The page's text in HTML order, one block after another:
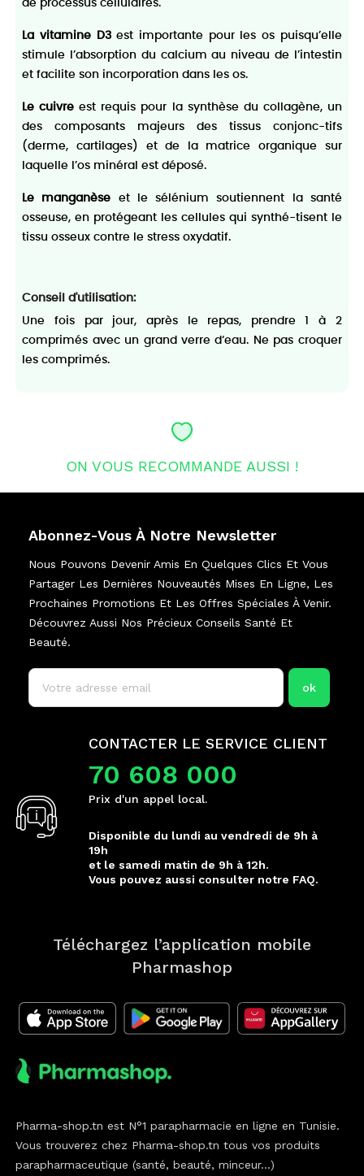
de processus cellulaires.
La vitamine D3est importante pour les os puisqu’elle
stimule l’absorption du calcium au niveau de l’intestin
et facilite son incorporation dans les os.
Le cuivreest requis pour la synthèse du collagène, un
des composants majeurs des tissus conjonc-tifs
(derme, cartilages) et de la matrice organique sur
laquelle l’os minéral est déposé.
Le manganèse et le sélénium soutiennent la santé
osseuse, en protégeant les cellules qui synthé-tisent le
tissu osseux contre le stress oxydatif.
Conseil d'utilisation:
Une fois par jour, après le repas, prendre 1 à 2
comprimés avec un grand verre d‘eau. Ne pas croquer
les comprimés.
ON VOUS RECOMMANDE AUSSI !
Abonnez-Vous À Notre Newsletter
Nous Pouvons Devenir Amis En Quelques Clics Et Vous
Partager Les Dernières Nouveautés Mises En Ligne, Les
Prochaines Promotions Et Les Offres Spéciales À Venir.
Découvrez Aussi Nos Précieux Conseils Santé Et
Beauté.
CONTACTER LE SERVICE CLIENT
70 608 000
Prix d'un appel local.
Disponible du lundi au vendredi de 9h à
19h
et le samedi matin de 9h à 12h.
Vous pouvez aussi consulter notre FAQ.
Téléchargez l’application mobile
Pharmashop
Pharma-shop.tn est N°1 parapharmacie en ligne en Tunisie.
Vous trouverez chez Pharma-shop.tn tous vos produits
parapharmaceutique (santé, beauté, minceur...)